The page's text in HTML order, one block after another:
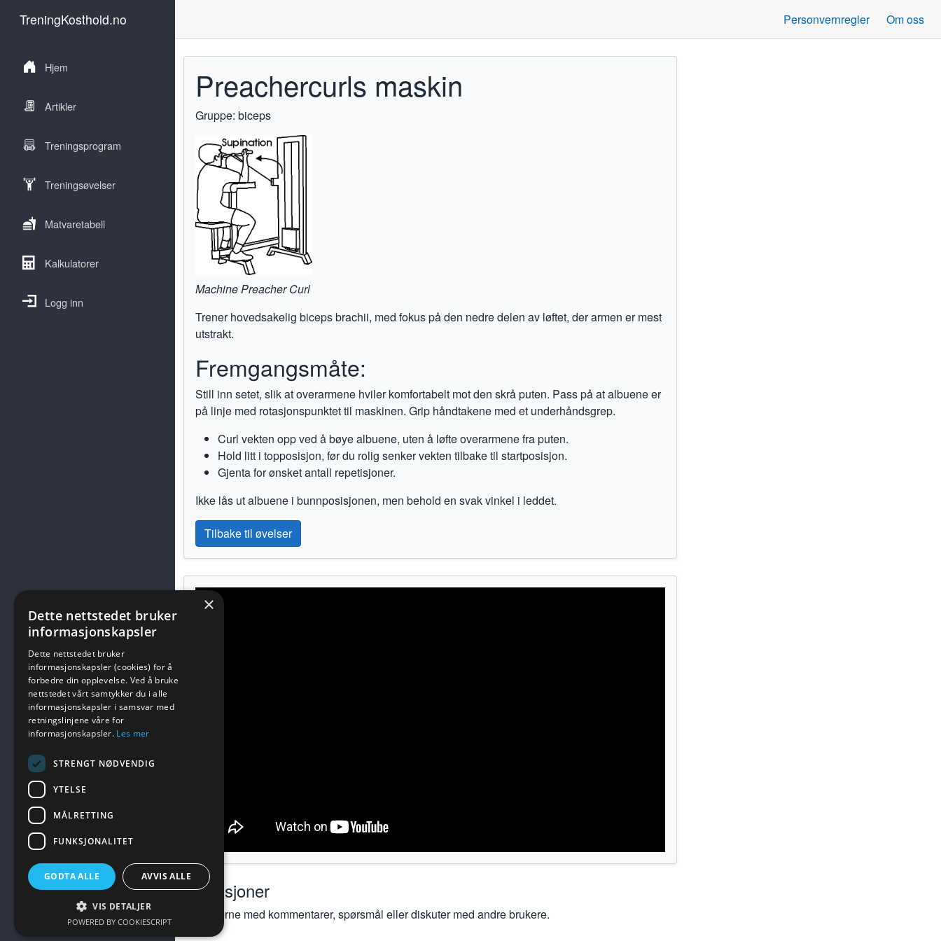
TreningKosthold.no
Hjem
Artikler
Treningsprogram
Treningsøvelser
Matvaretabell
Kalkulatorer
Logg inn
Personvernregler Om oss
Preachercurls maskin
Gruppe: biceps
Machine Preacher Curl
Trener hovedsakelig biceps brachii, med fokus på den nedre delen av løftet, der armen er mest
utstrakt.
Fremgangsmåte:
Still inn setet, slik at overarmene hviler komfortabelt mot den skrå puten. Pass på at albuene er
på linje med rotasjonspunktet til maskinen. Grip håndtakene med et underhåndsgrep.
Curl vekten opp ved å bøye albuene, uten å løfte overarmene fra puten.
Hold litt i topposisjon, før du rolig senker vekten tilbake til startposisjon.
Gjenta for ønsket antall repetisjoner.
Ikke lås ut albuene i bunnposisjonen, men behold en svak vinkel i leddet.
Tilbake til øvelser
Diskusjoner
Kom gjerne med kommentarer, spørsmål eller diskuter med andre brukere.
×
Dette nettstedet bruker
informasjonskapsler
Dette nettstedet bruker
informasjonskapsler (cookies) for å
forbedre din opplevelse. Ved å bruke
nettstedet vårt samtykker du i alle
informasjonskapsler i samsvar med
retningslinjene våre for
informasjonskapsler. Les mer
STRENGT NØDVENDIG
YTELSE
MÅLRETTING
FUNKSJONALITET
GODTA ALLE AVVIS ALLE
VIS DETALJER
POWERED BY COOKIESCRIPT